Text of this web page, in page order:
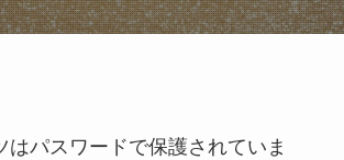
はパスワードで保護されていま